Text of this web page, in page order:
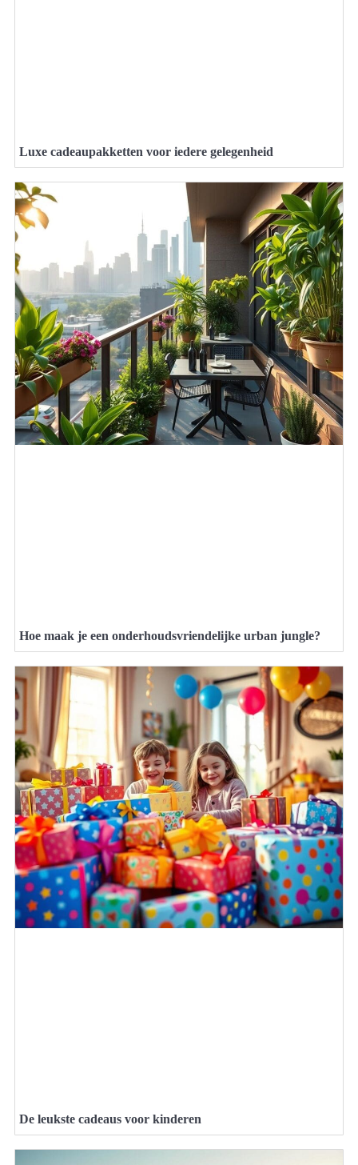
Luxe cadeaupakketten voor iedere gelegenheid
Hoe maak je een onderhoudsvriendelijke urban jungle?
De leukste cadeaus voor kinderen